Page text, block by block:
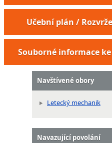
Učební plán /
Souborné informace
Navštívené obory
Letecký mechanik
Navazující povolání